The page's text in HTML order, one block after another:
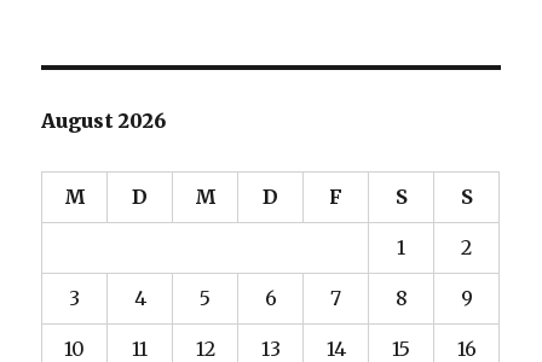
August 2026
M D M D F S S
1 2
3 4 5 6 7 8 9
10 11 12 13 14 15 16